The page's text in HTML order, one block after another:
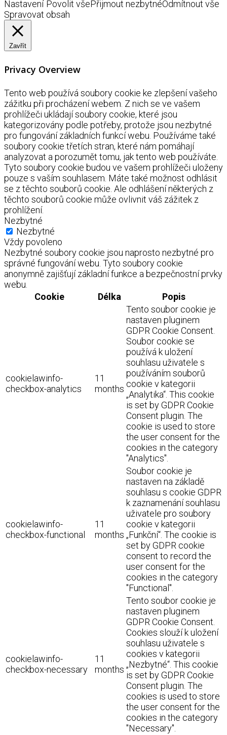
Nastavení Povolit všePřijmout nezbytnéOdmítnout vše
Spravovat obsah
Zavřít
Privacy Overview
Tento web používá soubory cookie ke zlepšení vašeho
zážitku při procházení webem. Z nich se ve vašem
prohlížeči ukládají soubory cookie, které jsou
kategorizovány podle potřeby, protože jsou nezbytné
pro fungování základních funkcí webu. Používáme také
soubory cookie třetích stran, které nám pomáhají
analyzovat a porozumět tomu, jak tento web používáte.
Tyto soubory cookie budou ve vašem prohlížeči uloženy
pouze s vaším souhlasem. Máte také možnost odhlásit
se z těchto souborů cookie. Ale odhlášení některých z
těchto souborů cookie může ovlivnit váš zážitek z
prohlížení.
Nezbytné
Nezbytné
Vždy povoleno
Nezbytné soubory cookie jsou naprosto nezbytné pro
správné fungování webu. Tyto soubory cookie
anonymně zajišťují základní funkce a bezpečnostní prvky
webu.
Cookie
Délka Popis
cookielawinfo-
checkbox-analytics
11
months
Tento soubor cookie je
nastaven pluginem
GDPR Cookie Consent.
Soubor cookie se
používá k uložení
souhlasu uživatele s
používáním souborů
cookie v kategorii
„Analytika“. This cookie
is set by GDPR Cookie
Consent plugin. The
cookie is used to store
the user consent for the
cookies in the category
"Analytics".
cookielawinfo-
checkbox-functional
11
months
Soubor cookie je
nastaven na základě
souhlasu s cookie GDPR
k zaznamenání souhlasu
uživatele pro soubory
cookie v kategorii
„Funkční“. The cookie is
set by GDPR cookie
consent to record the
user consent for the
cookies in the category
"Functional".
cookielawinfo-
checkbox-necessary
11
months
Tento soubor cookie je
nastaven pluginem
GDPR Cookie Consent.
Cookies slouží k uložení
souhlasu uživatele s
cookies v kategorii
„Nezbytné“. This cookie
is set by GDPR Cookie
Consent plugin. The
cookies is used to store
the user consent for the
cookies in the category
"Necessary".